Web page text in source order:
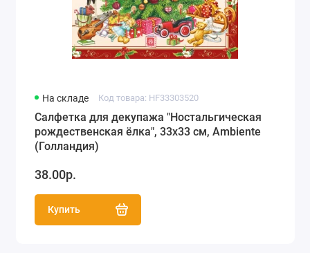
Детство, игрушки, рисунки для детей (118)
На складе Код товара: HF33303520
Салфетка для декупажа "Ностальгическая
рождественская ёлка", 33х33 см, Ambiente
(Голландия)
38.00р.
Купить